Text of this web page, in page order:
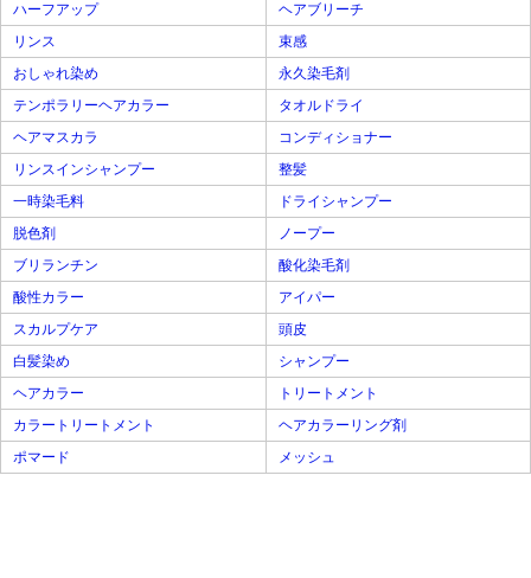
ハーフアップ
ヘアブリーチ
リンス
束感
おしゃれ染め
永久染毛剤
テンポラリーヘアカラー
タオルドライ
ヘアマスカラ
コンディショナー
リンスインシャンプー
整髪
一時染毛料
ドライシャンプー
脱色剤
ノープー
ブリランチン
酸化染毛剤
酸性カラー
アイパー
スカルプケア
頭皮
白髪染め
シャンプー
ヘアカラー
トリートメント
カラートリートメント
ヘアカラーリング剤
ポマード
メッシュ